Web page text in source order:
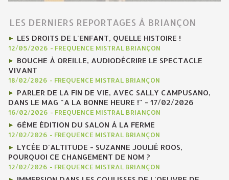
LES DERNIERS REPORTAGES À BRIANÇON
LES DROITS DE L'ENFANT, QUELLE HISTOIRE !
12/05/2026 - FREQUENCE MISTRAL BRIANÇON
BOUCHE À OREILLE, AUDIODÉCRIRE LE SPECTACLE
VIVANT
18/02/2026 - FREQUENCE MISTRAL BRIANÇON
PARLER DE LA FIN DE VIE, AVEC SALLY CAMPUSANO,
DANS LE MAG "A LA BONNE HEURE !" - 17/02/2026
16/02/2026 - FREQUENCE MISTRAL BRIANÇON
6ÈME ÉDITION DU SALON À LA FERME
12/02/2026 - FREQUENCE MISTRAL BRIANÇON
LYCÉE D'ALTITUDE - SUZANNE JOULIÉ ROOS,
POURQUOI CE CHANGEMENT DE NOM ?
12/02/2026 - FREQUENCE MISTRAL BRIANÇON